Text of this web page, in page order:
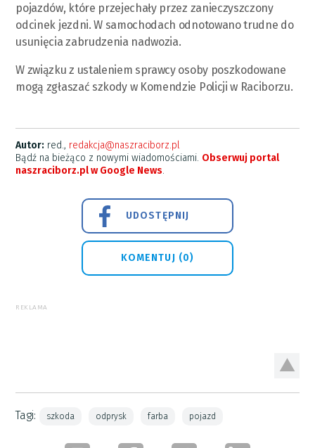
pojazdów, które przejechały przez zanieczyszczony
odcinek jezdni. W samochodach odnotowano trudne do
usunięcia zabrudzenia nadwozia.
W związku z ustaleniem sprawcy osoby poszkodowane
mogą zgłaszać szkody w Komendzie Policji w Raciborzu.
Autor: red., redakcja@naszraciborz.pl
Bądź na bieżąco z nowymi wiadomościami. Obserwuj portal
naszraciborz.pl w Google News.
UDOSTĘPNIJ
KOMENTUJ (0)
REKLAMA
Tagi: szkoda odprysk farba pojazd